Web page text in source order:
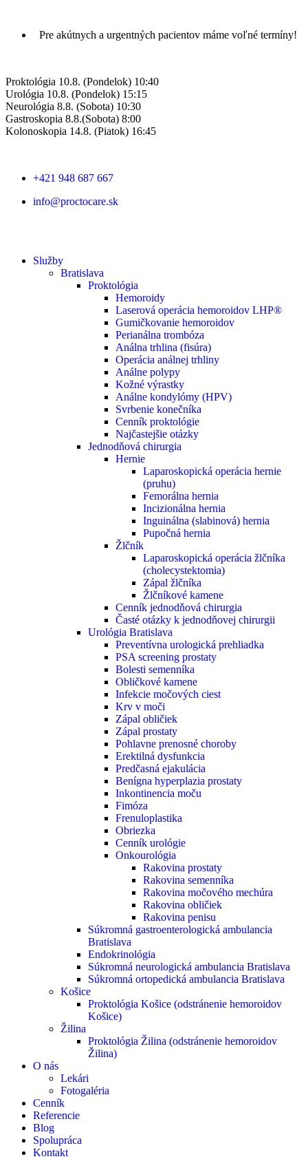
Pre akútnych a urgentných pacientov máme voľné termíny!
Proktológia 10.8. (Pondelok) 10:40
Urológia 10.8. (Pondelok) 15:15
Neurológia 8.8. (Sobota) 10:30
Gastroskopia 8.8.(Sobota) 8:00
Kolonoskopia 14.8. (Piatok) 16:45
+421 948 687 667
info@proctocare.sk
Služby
Bratislava
Proktológia
Hemoroidy
Laserová operácia hemoroidov LHP®
Gumičkovanie hemoroidov
Perianálna trombóza
Análna trhlina (fisúra)
Operácia análnej trhliny
Análne polypy
Kožné výrastky
Análne kondylómy (HPV)
Svrbenie konečníka
Cenník proktológie
Najčastejšie otázky
Jednodňová chirurgia
Hernie
Laparoskopická operácia hernie
(pruhu)
Femorálna hernia
Incizionálna hernia
Inguinálna (slabinová) hernia
Pupočná hernia
Žlčník
Laparoskopická operácia žlčníka
(cholecystektomia)
Zápal žlčníka
Žlčníkové kamene
Cenník jednodňová chirurgia
Časté otázky k jednodňovej chirurgii
Urológia Bratislava
Preventívna urologická prehliadka
PSA screening prostaty
Bolesti semenníka
Obličkové kamene
Infekcie močových ciest
Krv v moči
Zápal obličiek
Zápal prostaty
Pohlavne prenosné choroby
Erektilná dysfunkcia
Predčasná ejakulácia
Benígna hyperplazia prostaty
Inkontinencia moču
Fimóza
Frenuloplastika
Obriezka
Cenník urológie
Onkourológia
Rakovina prostaty
Rakovina semenníka
Rakovina močového mechúra
Rakovina obličiek
Rakovina penisu
Súkromná gastroenterologická ambulancia
Bratislava
Endokrinológia
Súkromná neurologická ambulancia Bratislava
Súkromná ortopedická ambulancia Bratislava
Košice
Proktológia Košice (odstránenie hemoroidov
Košice)
Žilina
Proktológia Žilina (odstránenie hemoroidov
Žilina)
O nás
Lekári
Fotogaléria
Cenník
Referencie
Blog
Spolupráca
Kontakt